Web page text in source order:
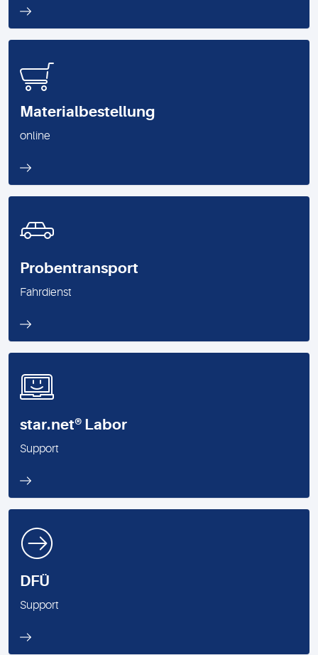
Materialbestellung
online
Probentransport
Fahrdienst
star.net® Labor
Support
DFÜ
Support